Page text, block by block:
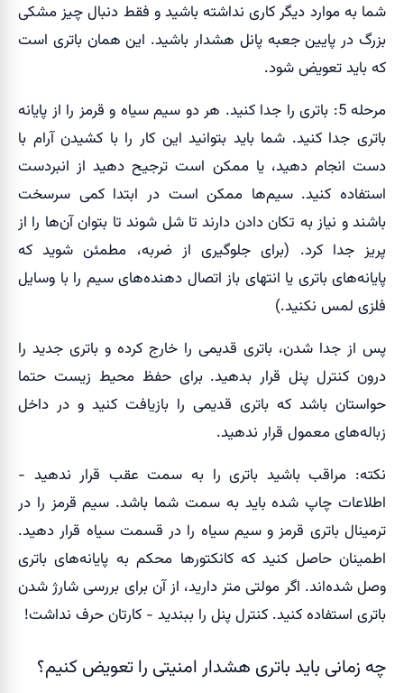
شما به موارد دیگر کاری نداشته باشید و فقط دنبال چیز مشکی
بزرگ در پایین جعبه پانل هشدار باشید. این همان باتری است
که باید تعویض شود.
مرحله 5: باتری را جدا کنید. هر دو سیم سیاه و قرمز را از پایانه
باتری جدا کنید. شما باید بتوانید این کار را با کشیدن آرام با
دست انجام دهید، یا ممکن است ترجیح دهید از انبردست
استفاده کنید. سیم‌ها ممکن است در ابتدا کمی سرسخت
باشند و نیاز به تکان دادن دارند تا شل شوند تا بتوان آن‌ها را از
پریز جدا کرد. (برای جلوگیری از ضربه، مطمئن شوید که
پایانه‌های باتری یا انتهای باز اتصال دهنده‌های سیم را با وسایل
فلزی لمس نکنید.)
پس از جدا شدن، باتری قدیمی را خارج کرده و باتری جدید را
درون کنترل پنل قرار بدهید. برای حفظ محیط زیست حتما
حواستان باشد که باتری قدیمی را بازیافت کنید و در داخل
زباله‌های معمول قرار ندهید.
نکته: مراقب باشید باتری را به سمت عقب قرار ندهید -
اطلاعات چاپ شده باید به سمت شما باشد. سیم قرمز را در
ترمینال باتری قرمز و سیم سیاه را در قسمت سیاه قرار دهید.
اطمینان حاصل کنید که کانکتورها محکم به پایانه‌های باتری
وصل شده‌‎اند. اگر مولتی متر دارید، از آن برای بررسی شارژ شدن
باتری استفاده کنید. کنترل پنل را ببندید - کارتان حرف نداشت!
چه زمانی باید باتری هشدار امنیتی را تعویض کنیم؟